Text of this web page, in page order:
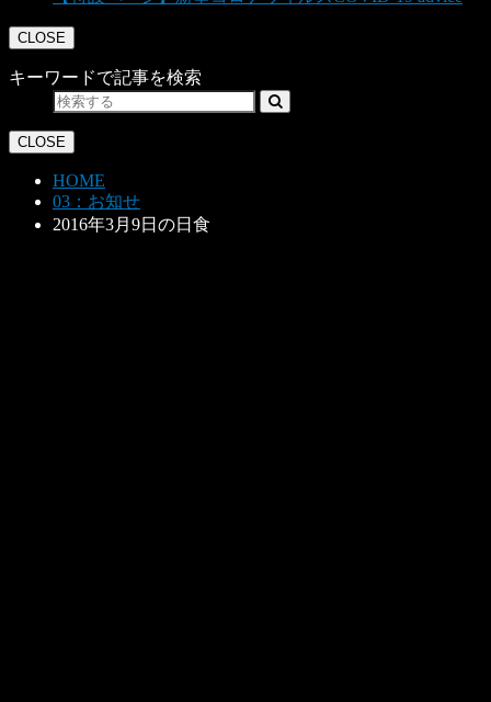
CLOSE
キーワードで記事を検索
CLOSE
HOME
03：お知せ
2016年3月9日の日食